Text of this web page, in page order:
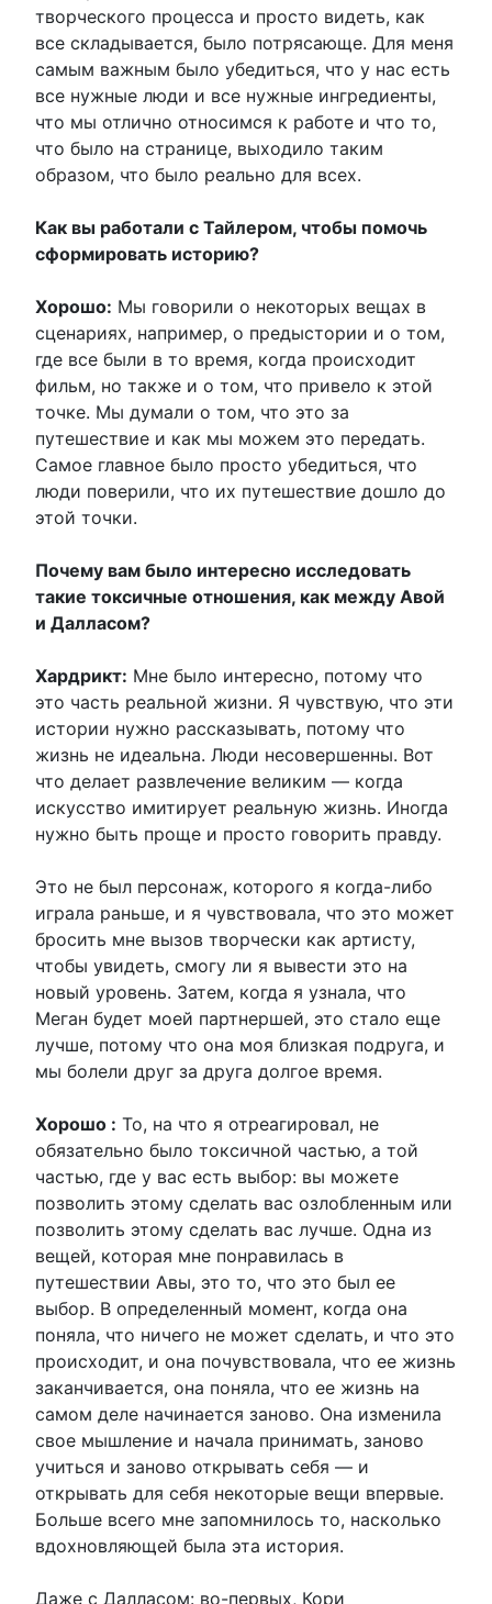
творческого процесса и просто видеть, как
все складывается, было потрясающе. Для меня
самым важным было убедиться, что у нас есть
все нужные люди и все нужные ингредиенты,
что мы отлично относимся к работе и что то,
что было на странице, выходило таким
образом, что было реально для всех.
Как вы работали с Тайлером, чтобы помочь
сформировать историю?
Хорошо: Мы говорили о некоторых вещах в
сценариях, например, о предыстории и о том,
где все были в то время, когда происходит
фильм, но также и о том, что привело к этой
точке. Мы думали о том, что это за
путешествие и как мы можем это передать.
Самое главное было просто убедиться, что
люди поверили, что их путешествие дошло до
этой точки.
Почему вам было интересно исследовать
такие токсичные отношения, как между Авой
и Далласом?
Хардрикт: Мне было интересно, потому что
это часть реальной жизни. Я чувствую, что эти
истории нужно рассказывать, потому что
жизнь не идеальна. Люди несовершенны. Вот
что делает развлечение великим — когда
искусство имитирует реальную жизнь. Иногда
нужно быть проще и просто говорить правду.
Это не был персонаж, которого я когда-либо
играла раньше, и я чувствовала, что это может
бросить мне вызов творчески как артисту,
чтобы увидеть, смогу ли я вывести это на
новый уровень. Затем, когда я узнала, что
Меган будет моей партнершей, это стало еще
лучше, потому что она моя близкая подруга, и
мы болели друг за друга долгое время.
Хорошо : То, на что я отреагировал, не
обязательно было токсичной частью, а той
частью, где у вас есть выбор: вы можете
позволить этому сделать вас озлобленным или
позволить этому сделать вас лучше. Одна из
вещей, которая мне понравилась в
путешествии Авы, это то, что это был ее
выбор. В определенный момент, когда она
поняла, что ничего не может сделать, и что это
происходит, и она почувствовала, что ее жизнь
заканчивается, она поняла, что ее жизнь на
самом деле начинается заново. Она изменила
свое мышление и начала принимать, заново
учиться и заново открывать себя — и
открывать для себя некоторые вещи впервые.
Больше всего мне запомнилось то, насколько
вдохновляющей была эта история.
Даже с Далласом: во-первых, Кори